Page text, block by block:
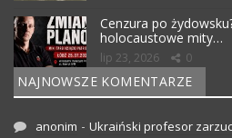
Cenzura po
holocaustowe mity…
lip 23, 2026 0
NAJNOWSZE KOMENTARZE
anonim - Ukraiński profesor